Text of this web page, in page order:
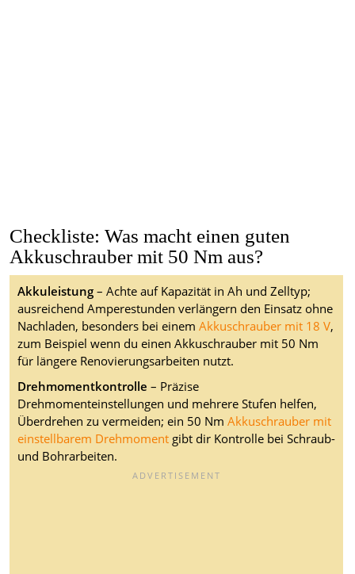
Checkliste: Was macht einen guten
Akkuschrauber mit 50 Nm aus?
Akkuleistung– Achte auf Kapazität in Ah und Zelltyp;
ausreichend Amperestunden verlängern den Einsatz ohne
Nachladen, besonders bei einem Akkuschrauber mit 18 V,
zum Beispiel wenn du einen Akkuschrauber mit 50 Nm
für längere Renovierungsarbeiten nutzt.
Drehmomentkontrolle – Präzise
Drehmomenteinstellungen und mehrere Stufen helfen,
Überdrehen zu vermeiden; ein 50 Nm Akkuschrauber mit
einstellbarem Drehmoment gibt dir Kontrolle bei Schraub-
und Bohrarbeiten.